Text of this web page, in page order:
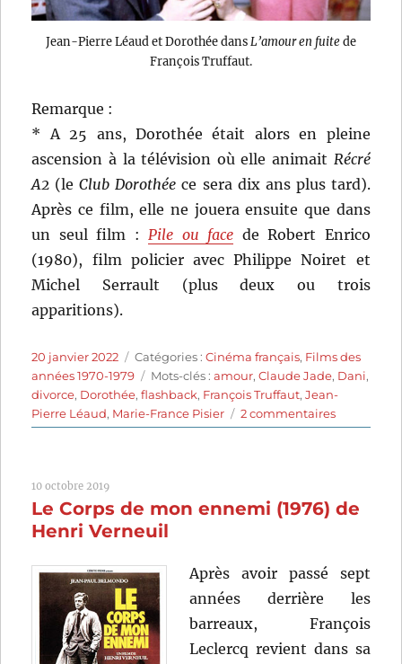
Jean-Pierre Léaud et Dorothée dans L’amour en fuitede
François Truffaut.
Remarque :
* A 25 ans, Dorothée était alors en pleine
ascension à la télévision où elle animait Récré
A2 (leClub Dorothée ce sera dix ans plus tard).
Après ce film, elle ne jouera ensuite que dans
un seul film : Pile ou face de Robert Enrico
(1980), film policier avec Philippe Noiret et
Michel Serrault (plus deux ou trois
apparitions).
Publié
le
20 janvier 2022 Catégories
Catégories :Cinéma français, Films des
années 1970-1979
Étiquettes
Mots-clés :amour,Claude Jade, Dani,
divorce, Dorothée,flashback, François Truffaut,Jean-
Pierre Léaud, Marie-France Pisier 2 commentairessur
L’Amour
de
10 octobre 2019
Le Corps de mon ennemi (1976) de
Henri Verneuil
Après avoir passé sept
années derrière les
barreaux, François
Leclercq revient dans sa